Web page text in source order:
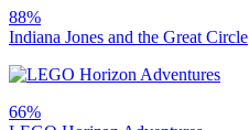
88%
Indiana Jones and the Great Circle
66%